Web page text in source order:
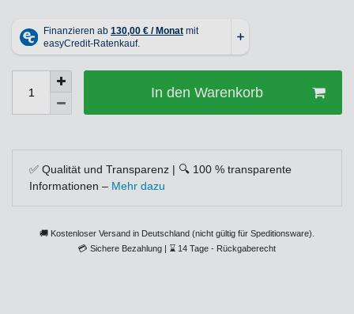
In den Warenkorb
✅ Qualität und Transparenz | 🔍 100 % transparente
Informationen – Mehr dazu
🚚 Kostenloser Versand in Deutschland (nicht gültig für Speditionsware).
💳 Sichere Bezahlung | ⌛ 14 Tage - Rückgaberecht